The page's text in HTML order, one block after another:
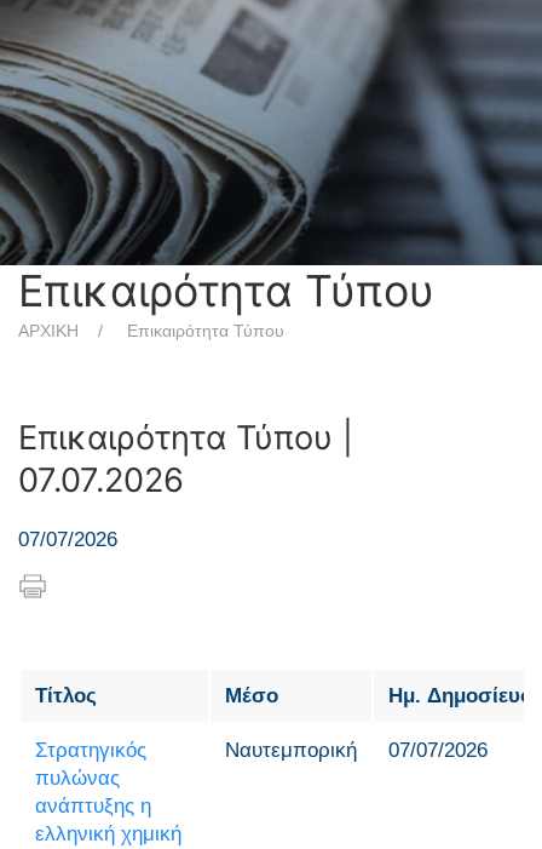
Επικαιρότητα Τύπου
ΑΡΧΙΚΗ Επικαιρότητα Τύπου
Επικαιρότητα Τύπου |
07.07.2026
07/07/2026
Τίτλος Μέσο Ημ.
Στρατηγικός
πυλώνας
ανάπτυξης η
ελληνική χημική
Ναυτεμπορική 07/07/2026